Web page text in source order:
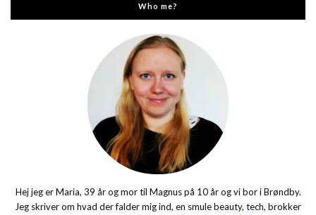
Who me?
Hej jeg er Maria, 39 år og mor til Magnus på 10 år og vi bor i Brøndby.
Jeg skriver om hvad der falder mig ind, en smule beauty, tech, brokker